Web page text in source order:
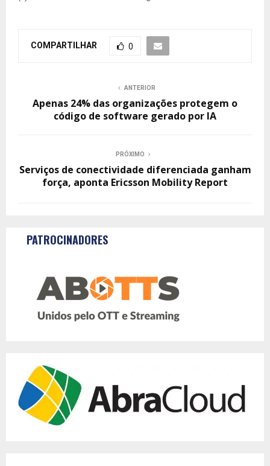
COMPARTILHAR 0
ANTERIOR
Apenas 24% das organizações protegem o
código de software gerado por IA
PRÓXIMO
Serviços de conectividade diferenciada ganham
força, aponta Ericsson Mobility Report
PATROCINADORES